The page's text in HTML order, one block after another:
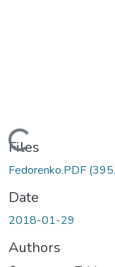
Loading...
Files
Fedorenko.PDF
Date
2018-01-29
Authors